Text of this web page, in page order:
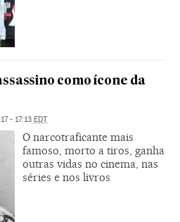
como ícone da
- 17:13 EDT
O narcotraficante mais
famoso, morto a tiros, ganha
outras vidas no cinema, nas
séries e nos livros